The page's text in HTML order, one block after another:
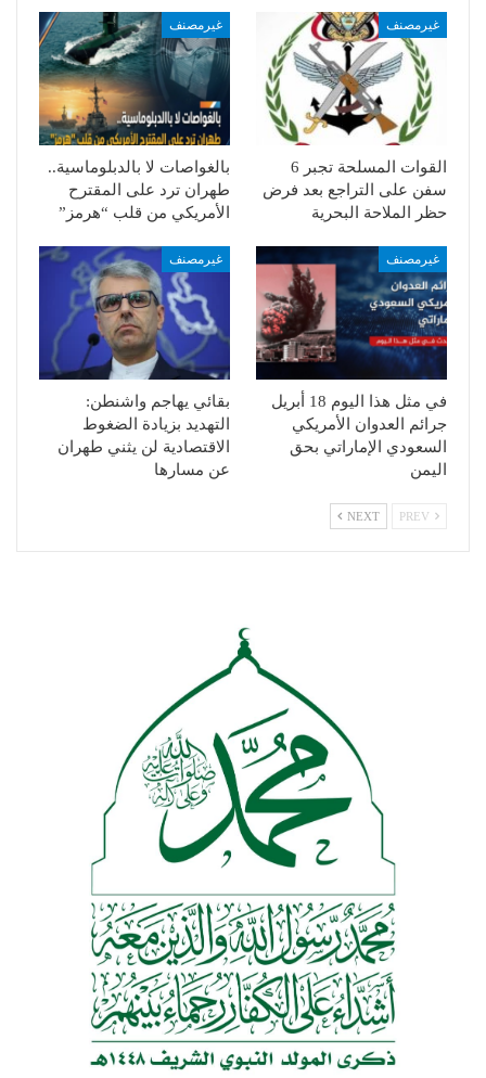
غيرمصنف
القوات المسلحة تجبر 6
سفن على التراجع بعد فرض
حظر الملاحة البحرية
غيرمصنف
بالغواصات لا بالدبلوماسية..
طهران ترد على المقترح
الأمريكي من قلب “هرمز”
غيرمصنف
في مثل هذا اليوم 18 أبريل
جرائم العدوان الأمريكي
السعودي الإماراتي بحق
اليمن
غيرمصنف
بقائي يهاجم واشنطن:
التهديد بزيادة الضغوط
الاقتصادية لن يثني طهران
عن مسارها
NEXT